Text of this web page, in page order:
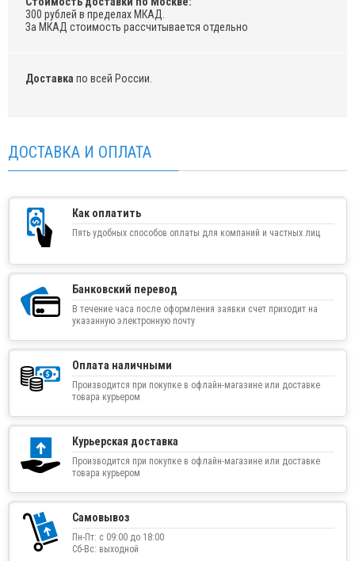
300 рублей в пределах МКАД.
За МКАД стоимость рассчитывается отдельно
Доставка по всей России.
ДОСТАВКА И ОПЛАТА
Как оплатить
Пять удобных способов оплаты для компаний и частных лиц
Банковский перевод
В течение часа после оформления заявки счет приходит на
указанную электронную почту
Оплата наличными
Производится при покупке в офлайн-магазине или доставке
товара курьером
Курьерская доставка
Производится при покупке в офлайн-магазине или доставке
товара курьером
Самовывоз
Пн-Пт: с 09:00 до 18:00
Сб-Вс: выходной